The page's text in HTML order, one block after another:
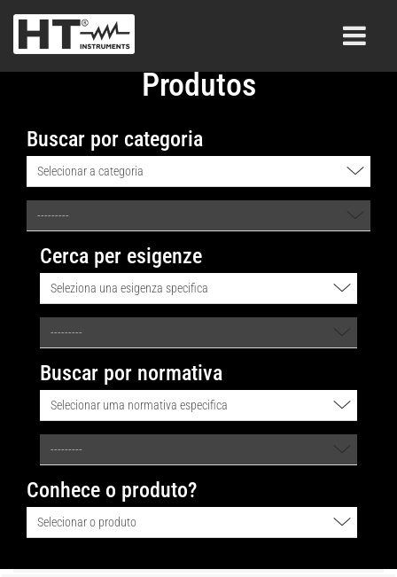
Produtos
Buscar por categoria
Cerca per esigenze
Buscar por normativa
Conhece o produto?